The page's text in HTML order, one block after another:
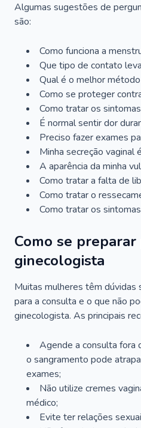
Algumas sugestões de
são:
Como funciona a
Que tipo de contato
Qual é o melhor
Como se proteger
Como tratar os
É normal sentir dor
Preciso fazer exames
Minha secreção vaginal
A aparência da minha
Como tratar a falta de
Como tratar o
Como tratar os
Como se preparar
ginecologista
Muitas mulheres têm dúvidas
para a consulta e o que não
ginecologista. As principais
Agende a consulta fora
o sangramento pode
exames;
Não utilize cremes
médico;
Evite ter relações